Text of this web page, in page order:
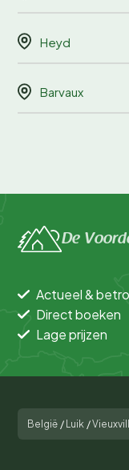
Heyd
Barvaux
De
Actueel &
Direct boeken
Lage prijzen
België / Luik /